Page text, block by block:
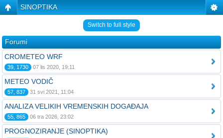
SINOPTIKA
Switch to full style
Forumi
CROMETEO WRF
39, 1730 07 lis 2020, 19:11
METEO VODIČ
57, 837 31 svi 2021, 11:04
ANALIZA VELIKIH VREMENSKIH DOGAĐAJA
55, 865 06 tra 2026, 23:02
PROGNOZIRANJE (SINOPTIKA)